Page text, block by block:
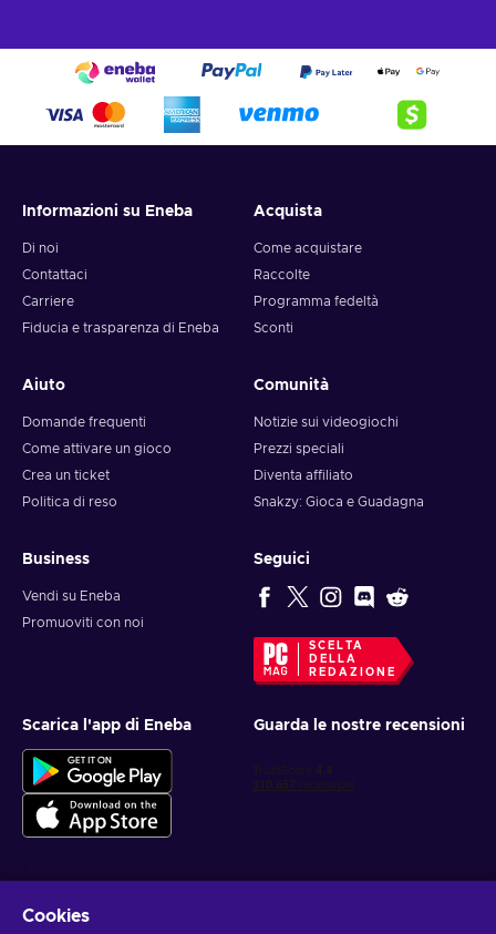
Informazioni su Eneba
Di noi
Contattaci
Carriere
Fiducia e trasparenza di Eneba
Acquista
Come acquistare
Raccolte
Programma fedeltà
Sconti
Aiuto
Domande frequenti
Come attivare un gioco
Crea un ticket
Politica di reso
Comunità
Notizie sui videogiochi
Prezzi speciali
Diventa affiliato
Snakzy: Gioca e Guadagna
Business
Vendi su Eneba
Promuoviti con noi
Seguici
SCELTA
DELLA
REDAZIONE
Scarica l'app di Eneba Guarda le nostre recensioni
Ottieni offerte di gioco personalizzate
Cookies